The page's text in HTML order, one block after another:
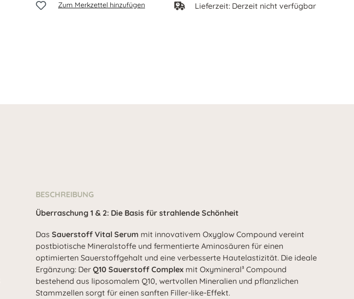
Zum Merkzettel hinzufügen Lieferzeit: Derzeit nicht verfügbar
BESCHREIBUNG
Überraschung 1 & 2: Die Basis für strahlende Schönheit
Das Sauerstoff Vital Serum mit innovativem Oxyglow Compound vereint
postbiotische Mineralstoffe und fermentierte Aminosäuren für einen
optimierten Sauerstoffgehalt und eine verbesserte Hautelastizität. Die ideale
Ergänzung: Der Q10 Sauerstoff Complex mit Oxymineral³ Compound
bestehend aus liposomalem Q10, wertvollen Mineralien und pflanzlichen
Stammzellen sorgt für einen sanften Filler-like-Effekt.